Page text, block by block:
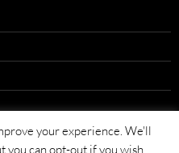
your experience. We'll
you can opt-out if you wish.